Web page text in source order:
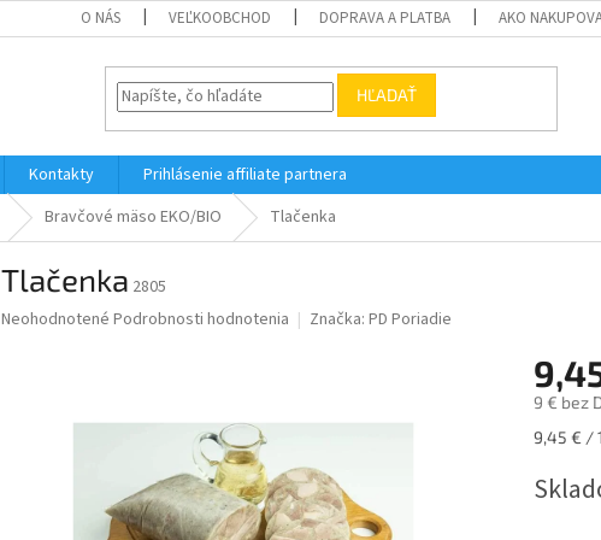
O NÁS VEĽKOOBCHOD DOPRAVA A PLATBA AKO
HĽADAŤ
Kontakty
Prihlásenie affiliate partnera
Bravčové mäso EKO/BIO Tlačenka
Tlačenka 2805
Priemerné
Neohodnotené Podrobnosti hodnotenia Značka: PD Poriadie
9 € bez
9,45 € /